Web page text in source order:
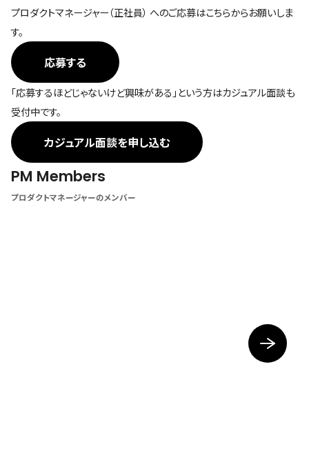
プロダクトマネージャー （正社員） へのご応募はこちらからお願いしま
す。
応募する
「応募するほどじゃないけど興味がある」という方はカジュアル面談も
受付中です。
カジュアル面談を申し込む
PM Members
プロダクトマネージャーのメンバー